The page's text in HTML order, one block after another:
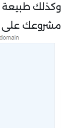
وكذلك طبيعة
مشروعك على